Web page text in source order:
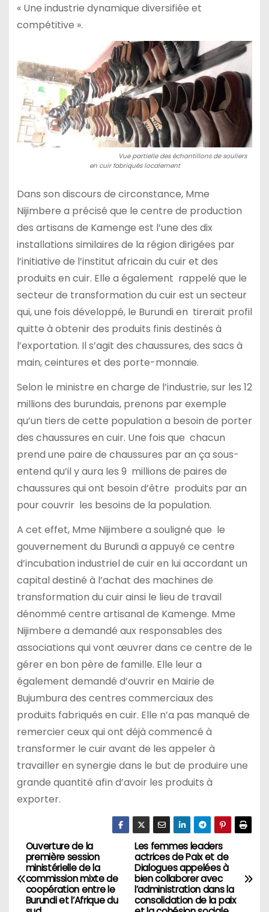
« Une industrie dynamique diversifiée et
compétitive ».
Vue partielle des échantillons de souliers
en cuir fabriqués localement
Dans son discours de circonstance, Mme
Nijimbere a précisé que le centre de production
des artisans de Kamenge est l’une des dix
installations similaires de la région dirigées par
l’initiative de l’institut africain du cuir et des
produits en cuir. Elle a également rappelé que le
secteur de transformation du cuir est un secteur
qui, une fois développé, le Burundi en tirerait profil
quitte à obtenir des produits finis destinés à
l’exportation. Il s’agit des chaussures, des sacs à
main, ceintures et des porte-monnaie.
Selon le ministre en charge de l’industrie, sur les 12
millions des burundais, prenons par exemple
qu’un tiers de cette population a besoin de porter
des chaussures en cuir. Une fois que chacun
prend une paire de chaussures par an ça sous-
entend qu’il y aura les 9 millions de paires de
chaussures qui ont besoin d’être produits par an
pour couvrir les besoins de la population.
A cet effet, Mme Nijimbere a souligné que le
gouvernement du Burundi a appuyé ce centre
d’incubation industriel de cuir en lui accordant un
capital destiné à l’achat des machines de
transformation du cuir ainsi le lieu de travail
dénommé centre artisanal de Kamenge. Mme
Nijimbere a demandé aux responsables des
associations qui vont œuvrer dans ce centre de le
gérer en bon père de famille. Elle leur a
également demandé d’ouvrir en Mairie de
Bujumbura des centres commerciaux des
produits fabriqués en cuir. Elle n’a pas manqué de
remercier ceux qui ont déjà commencé à
transformer le cuir avant de les appeler à
travailler en synergie dans le but de produire une
grande quantité afin d’avoir les produits à
exporter.
Navigation
de
l’article
Les femmes leaders
actrices de Paix et de
Dialogues appelées à
bien collaborer avec
l’administration dans la
consolidation de la paix
Ouverture de la
première session
ministérielle de la
commission mixte de
coopération entre le
Burundi et l’Afrique du